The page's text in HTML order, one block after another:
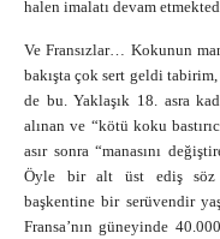
halen imalatı devam
Ve Fransızlar… Kokunun
bakışta çok sert geldi
de bu. Yaklaşık 18. asra
alınan ve “kötü koku
asır sonra “manasını
Öyle bir alt üst ediş söz
başkentine bir serüvendir
Fransa’nın güneyinde